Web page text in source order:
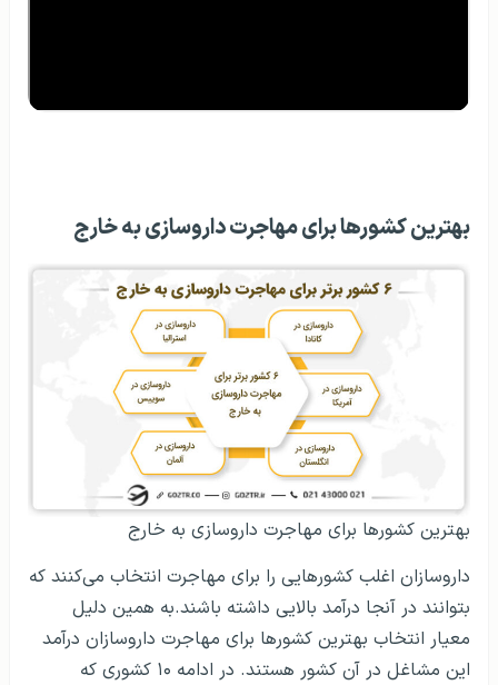
بهترین کشورها برای مهاجرت داروسازی به خارج
بهترین کشورها برای مهاجرت داروسازی به خارج
داروسازان اغلب کشورهایی را برای مهاجرت انتخاب می‌کنند که
بتوانند در آنجا درآمد بالایی داشته باشند.به همین دلیل
معیار انتخاب بهترین کشورها برای مهاجرت داروسازان درآمد
این مشاغل در آن کشور هستند. در ادامه ۱۰ کشوری که